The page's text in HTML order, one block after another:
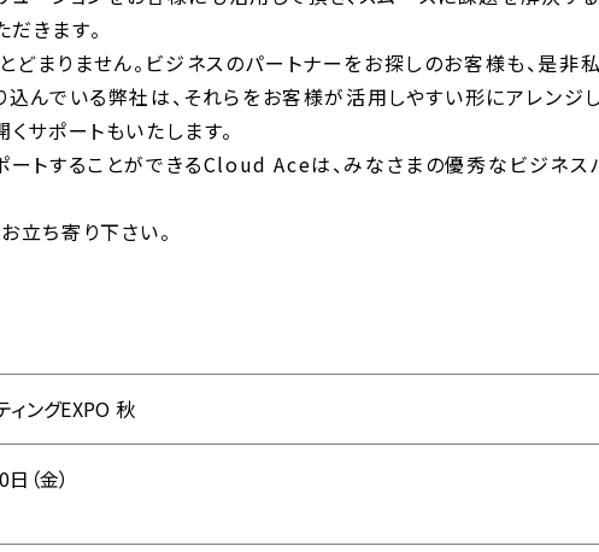
きます。
まりません。ビジネスのパートナーをお探しのお客様も、是非
んでいる弊社は、それらをお客様が活用しやすい形にアレンジ
サポートもいたします。
ートすることができるCloud Aceは、みなさまの優秀なビジネス
立ち寄り下さい。
ィングEXPO 秋
（金）